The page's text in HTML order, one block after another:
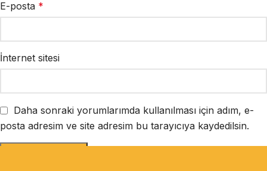
E-posta *
İnternet sitesi
Daha sonraki yorumlarımda kullanılması için adım, e-
posta adresim ve site adresim bu tarayıcıya kaydedilsin.